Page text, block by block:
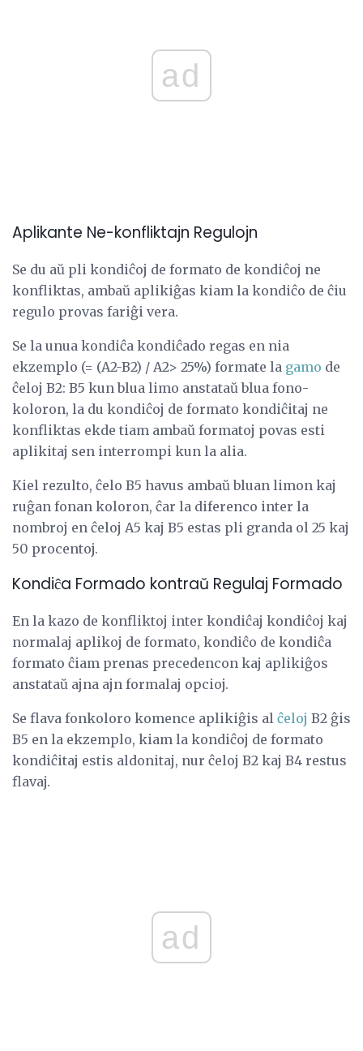
ad
Aplikante Ne-konfliktajn Regulojn
Se du aŭ pli kondiĉoj de formato de kondiĉoj ne
konfliktas, ambaŭ aplikiĝas kiam la kondiĉo de ĉiu
regulo provas fariĝi vera.
Se la unua kondiĉa kondiĉado regas en nia
ekzemplo (= (A2-B2) / A2> 25%) formate la gamo de
ĉeloj B2: B5 kun blua limo anstataŭ blua fono-
koloron, la du kondiĉoj de formato kondiĉitaj ne
konfliktas ekde tiam ambaŭ formatoj povas esti
aplikitaj sen interrompi kun la alia.
Kiel rezulto, ĉelo B5 havus ambaŭ bluan limon kaj
ruĝan fonan koloron, ĉar la diferenco inter la
nombroj en ĉeloj A5 kaj B5 estas pli granda ol 25 kaj
50 procentoj.
Kondiĉa Formado kontraŭ Regulaj Formado
En la kazo de konfliktoj inter kondiĉaj kondiĉoj kaj
normalaj aplikoj de formato, kondiĉo de kondiĉa
formato ĉiam prenas precedencon kaj aplikiĝos
anstataŭ ajna ajn formalaj opcioj.
Se flava fonkoloro komence aplikiĝis al ĉeloj B2 ĝis
B5 en la ekzemplo, kiam la kondiĉoj de formato
kondiĉitaj estis aldonitaj, nur ĉeloj B2 kaj B4 restus
flavaj.
ad